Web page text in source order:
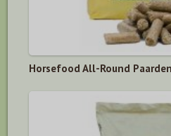
Horsefood All-Round